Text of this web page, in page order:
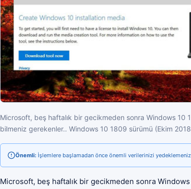
Microsoft, beş haftalık bir gecikmeden sonra Windows 10
bilmeniz gerekenler.. Windows 10 1809 sürümü (Ekim
Önemli: İşlemlere başlamadan önce önemli verilerinizi
Microsoft, beş haftalık bir gecikmeden sonra